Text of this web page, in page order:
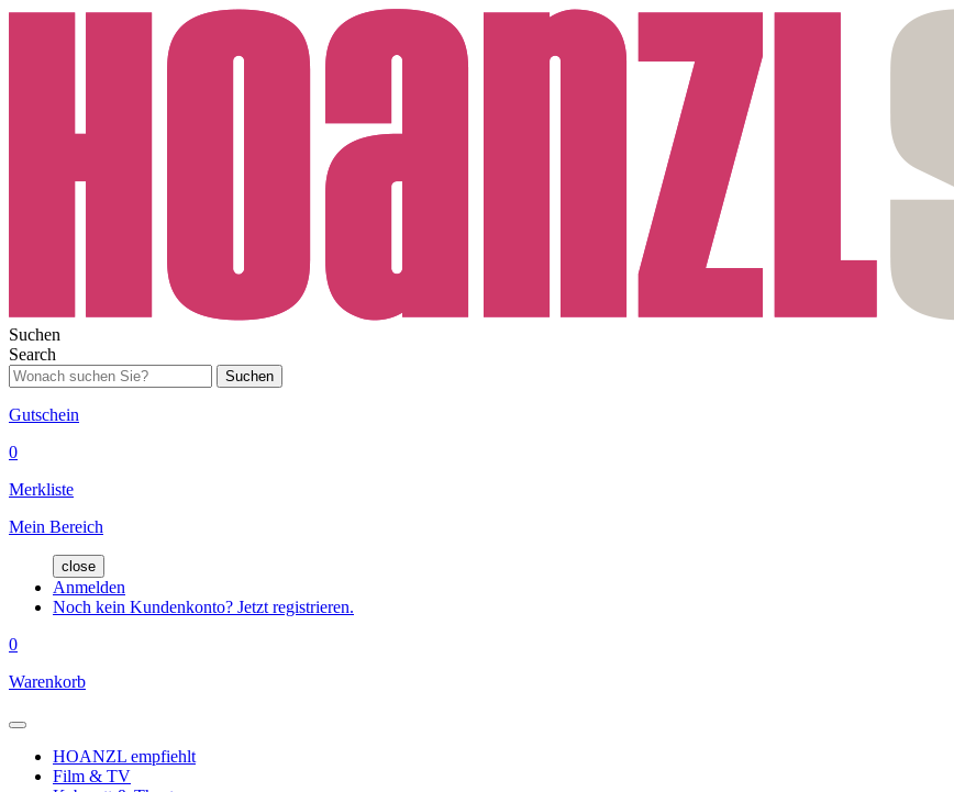
Suchen
Search
Suchen
Gutschein
0
Merkliste
Mein Bereich
close
Anmelden
Noch kein Kundenkonto? Jetzt registrieren.
0
Warenkorb
HOANZL empfiehlt
Film & TV